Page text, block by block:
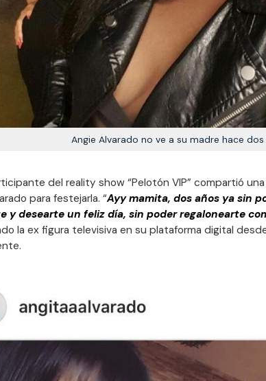
Angie Alvarado no ve a su madre hace dos
del reality show “Pelotón VIP” compartió
para festejarla. “Ayy mamita, dos años ya sin
y desearte un feliz día, sin poder regalonearte
la ex figura televisiva en su plataforma digital